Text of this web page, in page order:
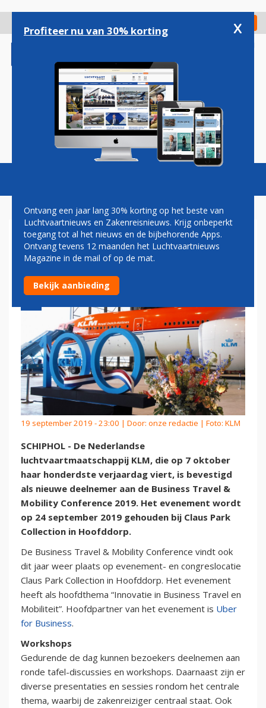
gaan
Check in
Magazine Podcasts Vacatures
JUBILARIS KLM DEELNEMER
BTMCONFERENCE 2019
19 september 2019 - 23:00 | Door: onze redactie | Foto: KLM
SCHIPHOL - De Nederlandse
luchtvaartmaatschappij KLM, die op 7 oktober
haar honderdste verjaardag viert, is bevestigd
als nieuwe deelnemer aan de Business Travel &
Mobility Conference 2019. Het evenement wordt
op 24 september 2019 gehouden bij Claus Park
Collection in Hoofddorp.
De Business Travel & Mobility Conference vindt ook
dit jaar weer plaats op evenement- en congreslocatie
Claus Park Collection in Hoofddorp. Het evenement
heeft als hoofdthema “Innovatie in Business Travel en
Mobiliteit”. Hoofdpartner van het evenement is Uber
for Business.
Workshops
Gedurende de dag kunnen bezoekers deelnemen aan
ronde tafel-discussies en workshops. Daarnaast zijn er
diverse presentaties en sessies rondom het centrale
thema, waarbij de zakenreiziger centraal staat. Ook
Profiteer nu van 30% korting x
Ontvang een jaar lang 30% korting op het beste van
Luchtvaartnieuws en Zakenreisnieuws. Krijg onbeperkt
toegang tot al het nieuws en de bijbehorende Apps.
Ontvang tevens 12 maanden het Luchtvaartnieuws
Magazine in de mail of op de mat.
Bekijk aanbieding